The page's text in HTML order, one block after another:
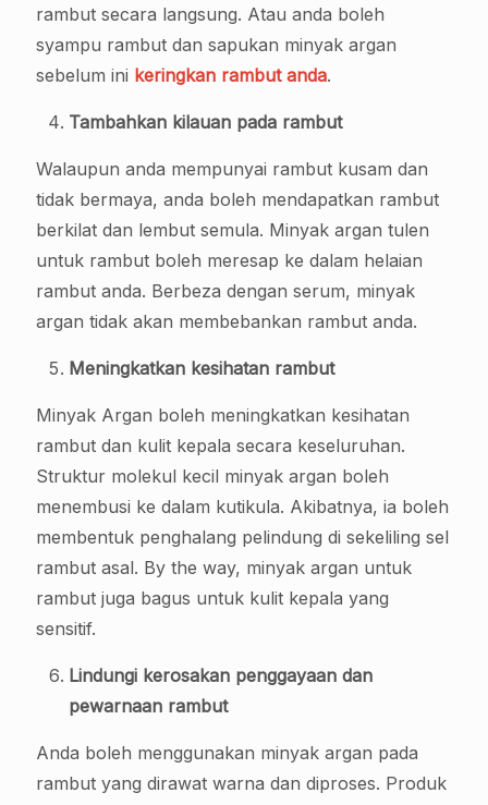
rambut secara langsung. Atau anda boleh
syampu rambut dan sapukan minyak argan
sebelum ini keringkan rambut anda.
Tambahkan kilauan pada rambut
Walaupun anda mempunyai rambut kusam dan
tidak bermaya, anda boleh mendapatkan rambut
berkilat dan lembut semula. Minyak argan tulen
untuk rambut boleh meresap ke dalam helaian
rambut anda. Berbeza dengan serum, minyak
argan tidak akan membebankan rambut anda.
Meningkatkan kesihatan rambut
Minyak Argan boleh meningkatkan kesihatan
rambut dan kulit kepala secara keseluruhan.
Struktur molekul kecil minyak argan boleh
menembusi ke dalam kutikula. Akibatnya, ia boleh
membentuk penghalang pelindung di sekeliling sel
rambut asal. By the way, minyak argan untuk
rambut juga bagus untuk kulit kepala yang
sensitif.
Lindungi kerosakan penggayaan dan
pewarnaan rambut
Anda boleh menggunakan minyak argan pada
rambut yang dirawat warna dan diproses. Produk